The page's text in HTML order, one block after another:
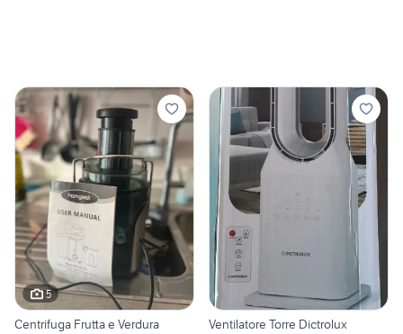
5
Centrifuga Frutta e Verdura
Ventilatore Torre Dictrolux